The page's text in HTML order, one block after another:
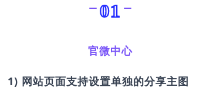
01
官微中心
1) 网站页面支持设置单独的分享主图